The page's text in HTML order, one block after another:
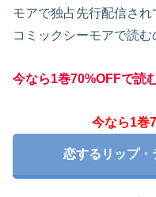
モアで独占先行配信さ
コミックシーモアで読む
今なら1巻70%OFFで読
今なら1巻
恋するリップ